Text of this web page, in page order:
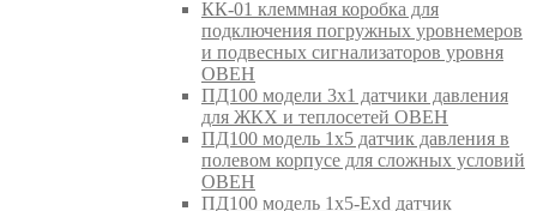
КК-01 клеммная коробка для
подключения погружных уровнемеров
и подвесных сигнализаторов уровня
ОВЕН
ПД100 модели 3х1 датчики давления
для ЖКХ и теплосетей ОВЕН
ПД100 модель 1х5 датчик давления в
полевом корпусе для сложных условий
ОВЕН
ПД100 модель 1х5-Exd датчик